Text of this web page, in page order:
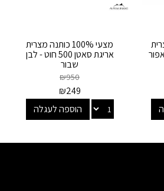
מצעי 100% כותנה מצרית
אריגת סאטן 500 חוט - לבן
שבור
₪950
₪249
הוספה לעגלה